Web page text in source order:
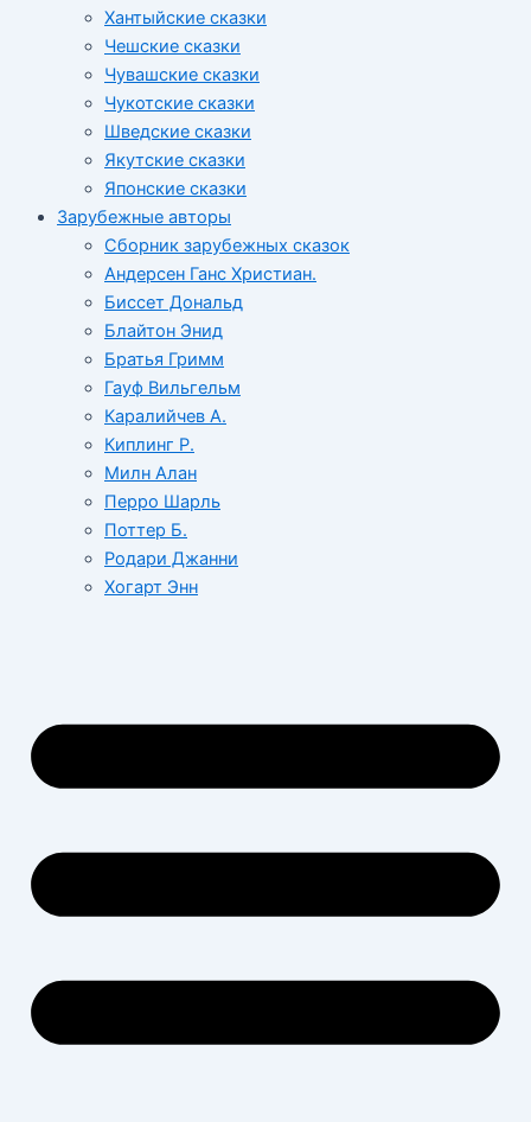
Хантыйские сказки
Чешские сказки
Чувашские сказки
Чукотские сказки
Шведские сказки
Якутские сказки
Японские сказки
Зарубежные авторы
Сборник зарубежных сказок
Андерсен Ганс Христиан.
Биссет Дональд
Блайтон Энид
Братья Гримм
Гауф Вильгельм
Каралийчев А.
Киплинг Р.
Милн Алан
Перро Шарль
Поттер Б.
Родари Джанни
Хогарт Энн